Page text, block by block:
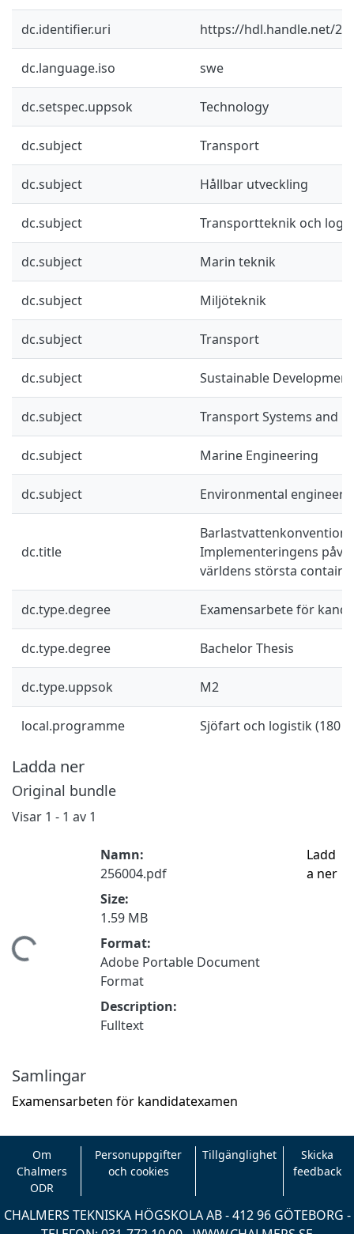
dc.identifier.uri https://hdl.handle.net/
dc.language.iso swe
dc.setspec.uppsok Technology
dc.subject Transport
dc.subject Hållbar utveckling
dc.subject Transportteknik och
dc.subject Marin teknik
dc.subject Miljöteknik
dc.subject Transport
dc.subject Sustainable Development
dc.subject Transport Systems and
dc.subject Marine Engineering
dc.subject Environmental
dc.title
Implementeringens
världens största
dc.type.degree Examensarbete för
dc.type.degree Bachelor Thesis
dc.type.uppsok M2
local.programme Sjöfart och logistik (180
Ladda ner
Original bundle
Visar 1 - 1 av 1
Namn:
256004.pdf
Size:
1.59 MB
Format:
Adobe Portable Document
Format
Description:
Fulltext
Ladd
a ner
Samlingar
Examensarbeten för kandidatexamen
Om
Chalmers
ODR
Personuppgifter
och cookies
Tillgänglighet
Skicka
feedback
CHALMERS TEKNISKA HÖGSKOLA AB - 412 96 GÖTEBORG -